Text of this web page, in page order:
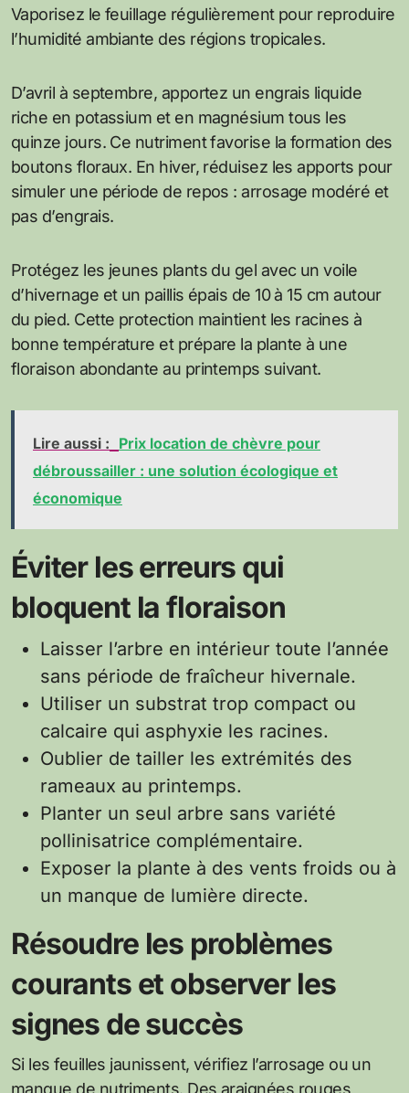
Vaporisez le feuillage régulièrement pour reproduire
l’humidité ambiante des régions tropicales.
D’avril à septembre, apportez un engrais liquide
riche en potassium et en magnésium tous les
quinze jours. Ce nutriment favorise la formation des
boutons floraux. En hiver, réduisez les apports pour
simuler une période de repos : arrosage modéré et
pas d’engrais.
Protégez les jeunes plants du gel avec un voile
d’hivernage et un paillis épais de 10 à 15 cm autour
du pied. Cette protection maintient les racines à
bonne température et prépare la plante à une
floraison abondante au printemps suivant.
Lire aussi : Prix location de chèvre pour
débroussailler : une solution écologique et
économique
Éviter les erreurs qui
bloquent la floraison
Laisser l’arbre en intérieur toute l’année
sans période de fraîcheur hivernale.
Utiliser un substrat trop compact ou
calcaire qui asphyxie les racines.
Oublier de tailler les extrémités des
rameaux au printemps.
Planter un seul arbre sans variété
pollinisatrice complémentaire.
Exposer la plante à des vents froids ou à
un manque de lumière directe.
Résoudre les problèmes
courants et observer les
signes de succès
Si les feuilles jaunissent, vérifiez l’arrosage ou un
manque de nutriments. Des araignées rouges